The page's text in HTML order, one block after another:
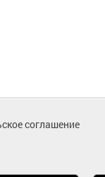
соглашение